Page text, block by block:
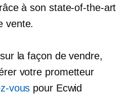
à son state-of-the-art
vente.
la façon de vendre,
votre prometteur
vous pour Ecwid